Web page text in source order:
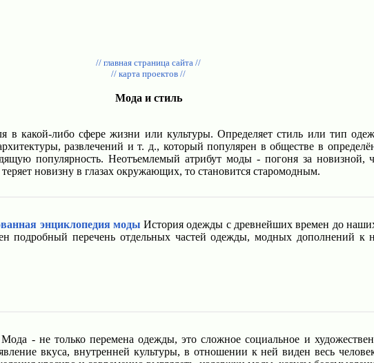
// главная страница сайта //
// карта проектов //
Мода и стиль
в какой-либо сфере жизни или культуры. Определяет стиль или тип
развлечений и т. д., который популярен в обществе в
популярность. Неотъемлемый атрибут моды - погоня за новизной,
новизну в глазах окружающих, то становится старомодным.
энциклопедия моды История одежды с древнейших времен до
подробный перечень отдельных частей одежды, модных дополнений к
Мода - не только перемена одежды, это сложное социальное и
вкуса, внутренней культуры, в отношении к ней виден весь